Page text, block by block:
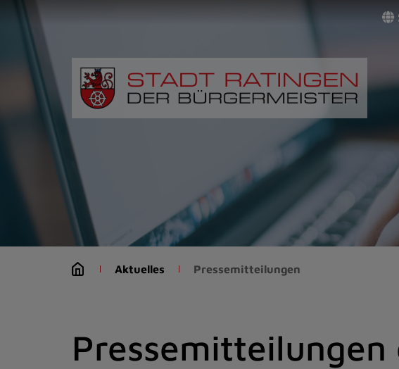
(Schnelltaste
Zum
Seitenanfang
springen
(Schnelltaste
Navigation/Menü
(Schnelltaste
Zur
Aktuelles Pressemitteilungen